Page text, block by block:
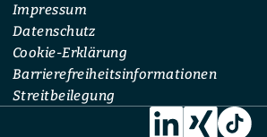
Impressum
Datenschutz
Cookie-Erklärung
Barrierefreiheitsinformationen
Streitbeilegung